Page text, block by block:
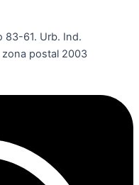
83-61. Urb. Ind.
zona postal 2003